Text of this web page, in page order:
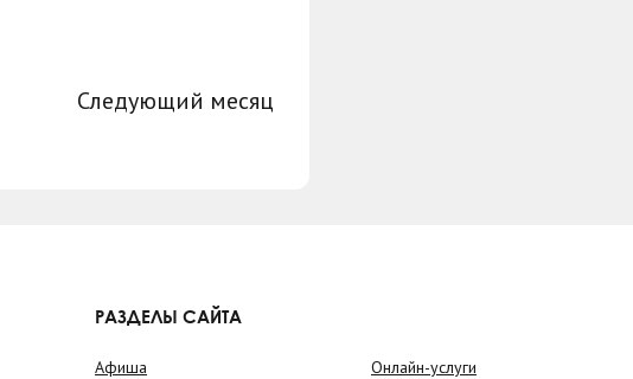
Следующий месяц
РАЗДЕЛЫ САЙТА
Афиша
Онлайн-услуги